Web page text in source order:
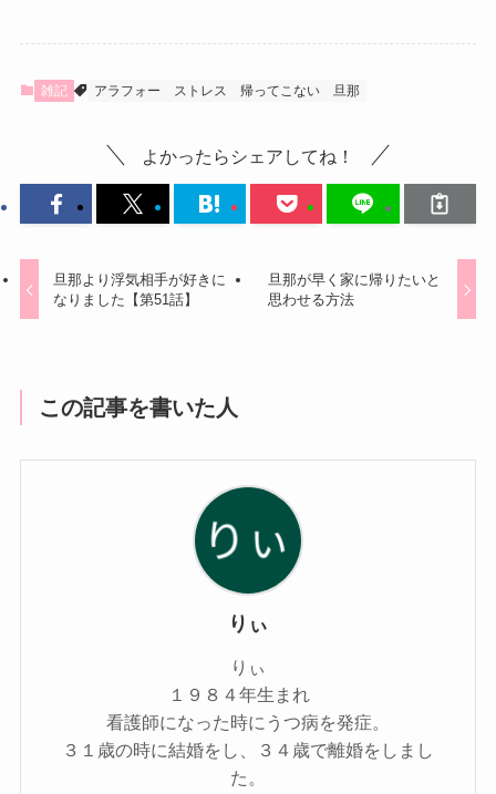
雑記 アラフォー ストレス 帰ってこない 旦那
よかったらシェアしてね！
旦那より浮気相手が好きに
なりました【第51話】
旦那が早く家に帰りたいと
思わせる方法
この記事を書いた人
りぃ
りぃ
１９８４年生まれ
看護師になった時にうつ病を発症。
３１歳の時に結婚をし、３４歳で離婚をしまし
た。